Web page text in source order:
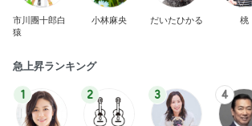
市川團十郎白
猿
急上昇ランキング
1 2 3 4